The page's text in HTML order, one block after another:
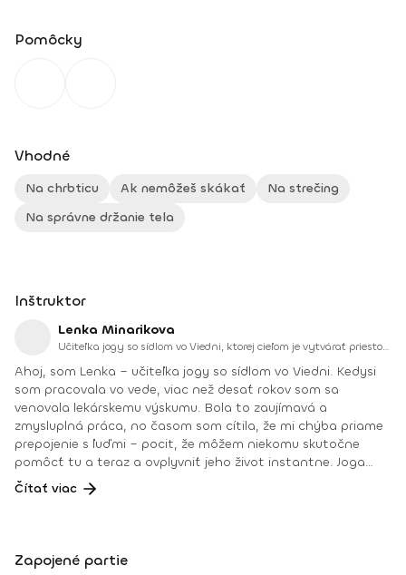
Pomôcky
Vhodné
Na chrbticu Ak nemôžeš skákať
Na strečing
Na správne držanie tela
Inštruktor
Lenka Minarikova
Učiteľka jogy so sídlom vo Viedni, ktorej cieľom je vytvárať priestor, kde sa môžeme cítiť živí, prítomní a prepojení.
Ahoj, som Lenka – učiteľka jogy so sídlom vo Viedni. Kedysi
som pracovala vo vede, viac než desať rokov som sa
venovala lekárskemu výskumu. Bola to zaujímavá a
zmysluplná práca, no časom som cítila, že mi chýba priame
prepojenie s ľuďmi – pocit, že môžem niekomu skutočne
pomôcť tu a teraz a ovplyvniť jeho život instantne. Joga
bola už dlho mojou súčasťou – oporou, vášňou aj spôsobom,
ako sa spájať so sebou aj s ostatnými. Postupne som si
východnú filozofiu. Mám hlboké porozumenie anatómie a
fascinujú ma súvislosti medzi telom a mysľou. Na hodinách
Čítať viac
Zapojené partie